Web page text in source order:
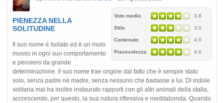
Voto medio 3.8
Stile 3.0
Contenuto 4.0
Piacevolezza 4.0
PIENEZZA NELLA
SOLITUDINE
Il suo nome è Isolato ed è un mulo
mosso in ogni suo comportamento
e pensiero da grande
determinazione. Il suo nome trae origine dal fatto che è sempre stato
solo, senza padre né madre, senza nessuno che badasse a lui. Di indole
solitaria mai ha inoltre instaurato rapporti con gli altri animali della stalla,
accrescendo, per questo, la sua natura riflessiva e meditabonda. Quando